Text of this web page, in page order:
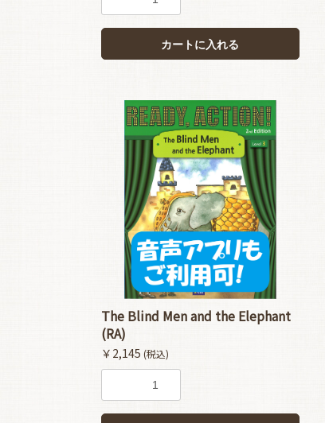
カートに入れる
The Blind Men and the Elephant
(RA)
￥2,145 (税込)